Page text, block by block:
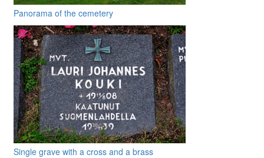
Panorama of the cemetery
Single grave with a cross and a brass